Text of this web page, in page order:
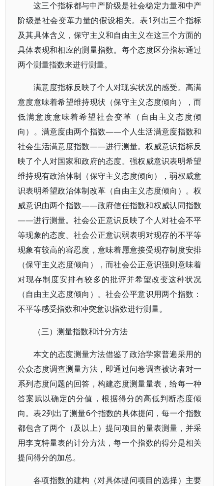
这三个指标都与中产阶级是社会稳定力量和中产
阶级是社会变革力量的假设相关。表1列出三个指标
及其具体含义，保守主义和自由主义在这三个方面的
具体表现和相应的测量指数。每个态度区分指标通过
两个测量指数来进行测量。
满意度指标反映了个人对现实状况的感受。高满
意度意味着希望维持现状（保守主义态度倾向），而
低满意度意味着希望社会变革（自由主义态度倾
向）。满意度由两个指数——个人生活满意度指数和
社会生活满意度指数——进行测量。权威意识指标反
映了个人对国家和政府的态度。强权威意识表明希望
维持现有政治体制（保守主义态度倾向），弱权威意
识表明希望政治体制改革（自由主义态度倾向）。权
威意识由两个指数——政府信任指数和权威认同指数
——进行测量。社会公正意识反映了个人对社会不平
等现象的态度。社会公正意识弱表明对现存的不平等
现象有较高的容忍度，意味着愿意接受现存制度安排
（保守主义态度倾向），而社会公正意识强则意味着
对现存制度安排有较多的批评并希望改变这种状况
（自由主义态度倾向）。社会公平意识用两个指数：
不平等感受指数和冲突意识指数进行测量。
（三）测量指数和计分方法
本文的态度测量方法借鉴了政治学家普遍采用的
公众态度调查测量方法，即通过问卷调查被访者对一
系列态度问题的回答，构建态度测量量表，给每一种
答案赋以确定的分值，根据得分的高低判断态度倾
向。表2列出了测量6个指数的具体提问，每一个指数
都包含了两个（及以上）提问项目的量表测量，并采
用李克特量表的计分方法，每一个指数的得分是相关
提问得分的加总。
各项指数的建构（对具体提问项目的选择）主要